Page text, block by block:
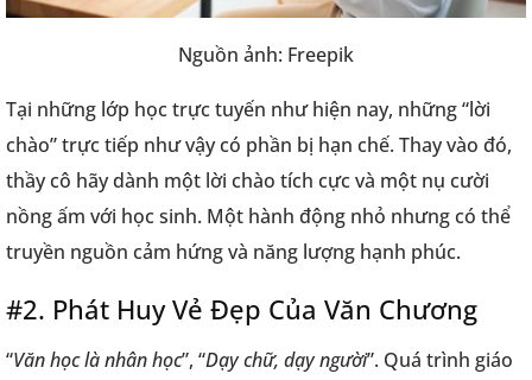
Nguồn ảnh: Freepik
Tại những lớp học trực tuyến như hiện nay, những “lời
chào” trực tiếp như vậy có phần bị hạn chế. Thay vào đó,
thầy cô hãy dành một lời chào tích cực và một nụ cười
nồng ấm với học sinh. Một hành động nhỏ nhưng có thể
truyền nguồn cảm hứng và năng lượng hạnh phúc.
#2. Phát Huy Vẻ Đẹp Của Văn Chương
“Văn học là nhân học”, “Dạy chữ, dạy người”. Quá trình giáo